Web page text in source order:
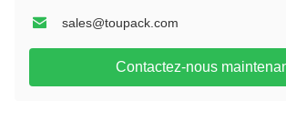
sales@toupack.com
Contactez-nous